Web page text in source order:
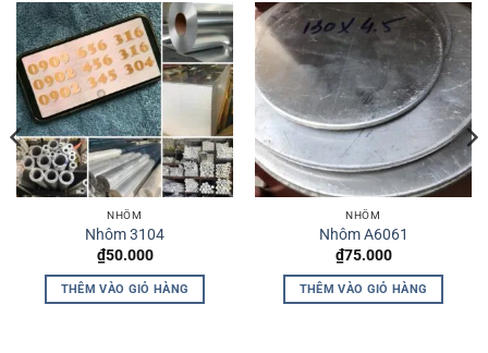
NHÔM
Nhôm 3104
₫50.000
THÊM VÀO GIỎ HÀNG
NHÔM
Nhôm A6061
₫75.000
THÊM VÀO GIỎ HÀNG